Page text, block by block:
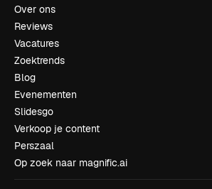
Over ons
Reviews
Vacatures
Zoektrends
Blog
Evenementen
Slidesgo
Verkoop je content
Perszaal
Op zoek naar magnific.ai